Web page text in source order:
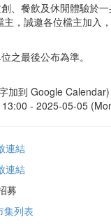
、餐飲及休閒體驗於
主，誠邀各位檔主加入
之最後公布為準。
加到 Google Calendar)
- 2025-05-05
連結
連結
募
集列表